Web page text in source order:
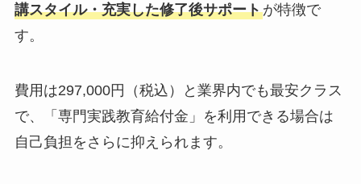
講スタイル・充実した修了後サポートが特徴で
す。
費用は297,000円（税込）と業界内でも最安クラス
で、「専門実践教育給付金」を利用できる場合は
自己負担をさらに抑えられます。